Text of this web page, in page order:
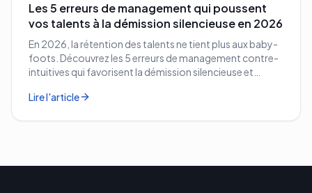
Les 5 erreurs de management qui poussent
vos talents à la démission silencieuse en 2026
En 2026, la rétention des talents ne tient plus aux baby-
foots. Découvrez les 5 erreurs de management contre-
intuitives qui favorisent la démission silencieuse et
Lire l'article